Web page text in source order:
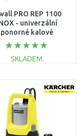
PRO REP 1100
- univerzální
ponorné kalové
čerpadlo 1100 W
EP26A2001074B
SKLADEM
Porovnat